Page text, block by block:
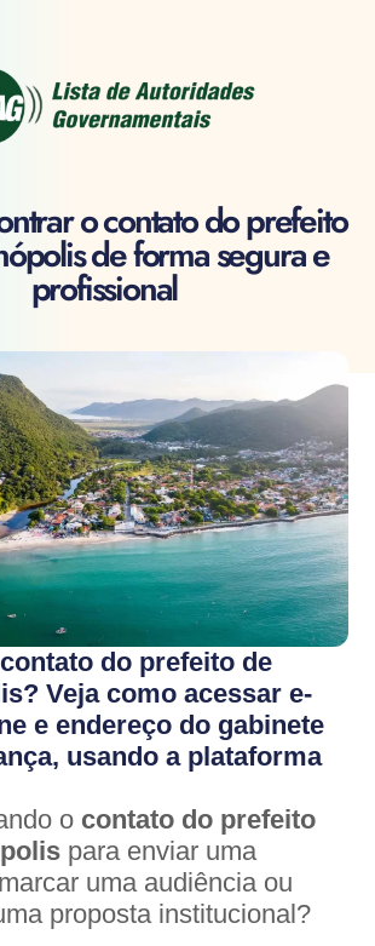
o contato do prefeito
de forma segura e
profissional
do prefeito de
Veja como acessar e-
e endereço do gabinete
usando a plataforma
o contato do prefeito
para enviar uma
uma audiência ou
proposta institucional?